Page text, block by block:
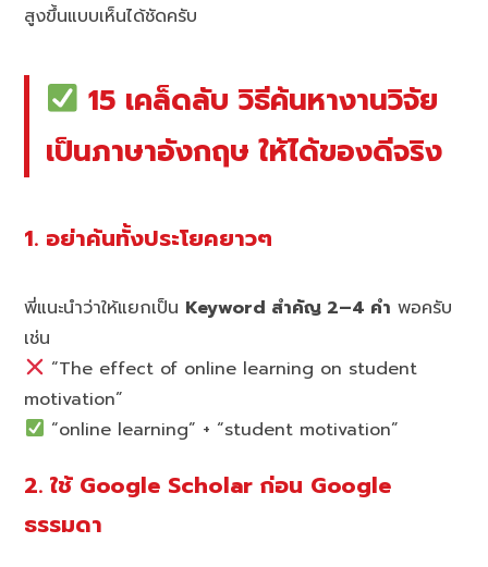
สูงขึ้นแบบเห็นได้ชัดครับ
15 เคล็ดลับ วิธีค้นหางานวิจัย
เป็นภาษาอังกฤษ ให้ได้ของดีจริง
1. อย่าค้นทั้งประโยคยาวๆ
พี่แนะนำว่าให้แยกเป็น Keyword สำคัญ 2–4 คำ พอครับ
เช่น
“The effect of online learning on student
motivation”
“online learning” + “student motivation”
2. ใช้ Google Scholar ก่อน Google
ธรรมดา